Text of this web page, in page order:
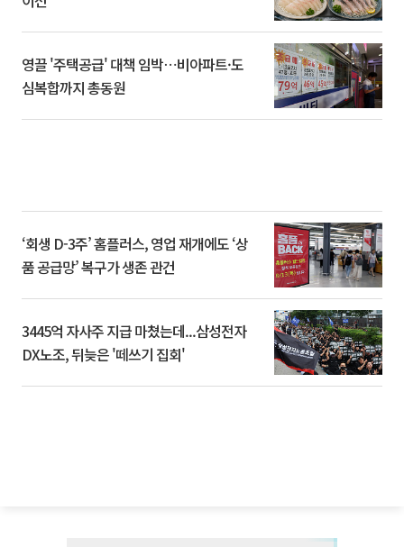
영끌 '주택공급' 대책 임박⋯비아파트·도
심복합까지 총동원
‘회생 D-3주’ 홈플러스, 영업 재개에도 ‘상
품 공급망’ 복구가 생존 관건
3445억 자사주 지급 마쳤는데...삼성전자
DX노조, 뒤늦은 '떼쓰기 집회'